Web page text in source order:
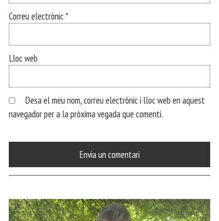
Correu electrònic *
Lloc web
Desa el meu nom, correu electrònic i lloc web en aquest
navegador per a la pròxima vegada que comenti.